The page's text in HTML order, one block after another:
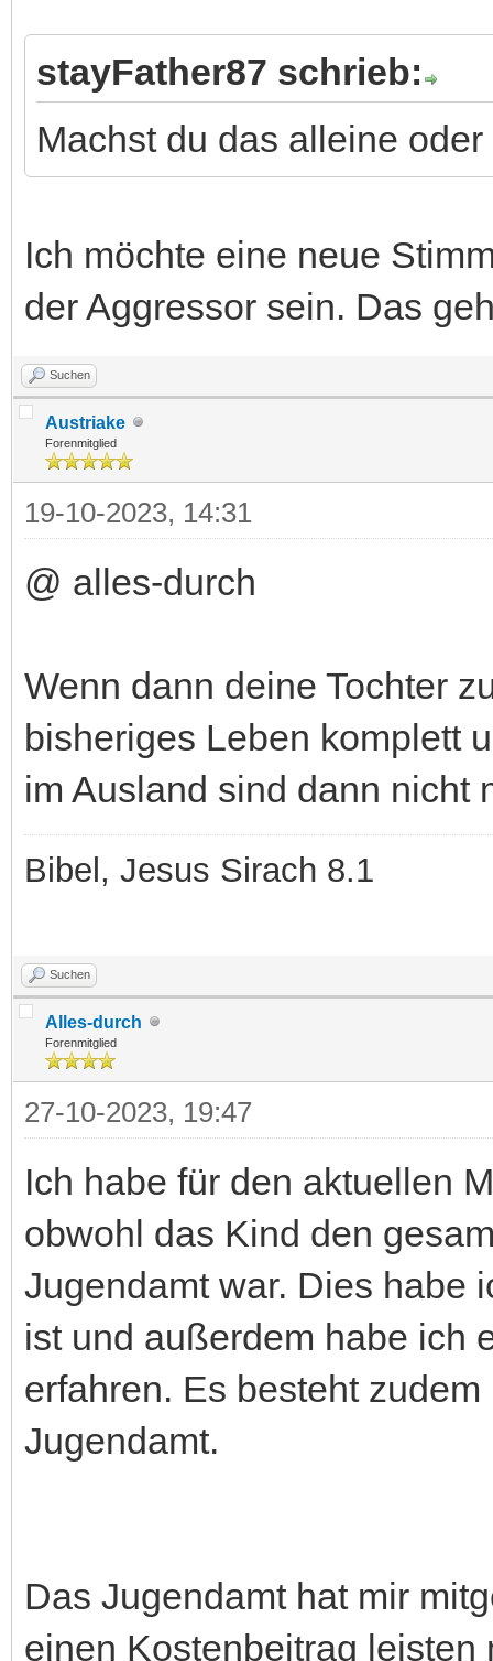
stayFather87 schrieb:
Machst du das alleine
Ich möchte eine neue
der Aggressor sein. Das
Suchen
Austriake
Forenmitglied
19-10-2023, 14:31
@ alles-durch
Wenn dann deine Tochter
bisheriges Leben komplett
im Ausland sind dann nicht
Bibel, Jesus Sirach 8.1
Suchen
Alles-durch
Forenmitglied
27-10-2023, 19:47
Ich habe für den aktuellen
obwohl das Kind den
Jugendamt war. Dies habe
ist und außerdem habe ich
erfahren. Es besteht
Jugendamt.
Das Jugendamt hat mir
einen Kostenbeitrag leisten